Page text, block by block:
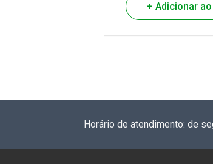
+ Adicionar
Horário de atendimento: de